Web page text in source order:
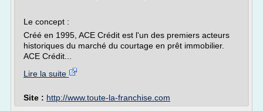
Le concept :
Créé en 1995, ACE Crédit est l'un des premiers acteurs
historiques du marché du courtage en prêt immobilier.
ACE Crédit...
Lire la suite
Site : http://www.toute-la-franchise.com